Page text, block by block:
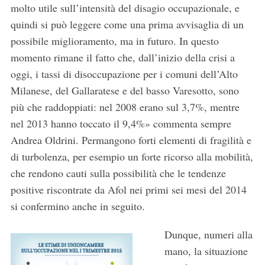
molto utile sull’intensità del disagio occupazionale, e
quindi si può leggere come una prima avvisaglia di un
possibile miglioramento, ma in futuro. In questo
momento rimane il fatto che, dall’inizio della crisi a
oggi, i tassi di disoccupazione per i comuni dell’Alto
Milanese, del Gallaratese e del basso Varesotto, sono
più che raddoppiati: nel 2008 erano sul 3,7%, mentre
nel 2013 hanno toccato il 9,4%» commenta sempre
Andrea Oldrini. Permangono forti elementi di fragilità e
di turbolenza, per esempio un forte ricorso alla mobilità,
che rendono cauti sulla possibilità che le tendenze
positive riscontrate da Afol nei primi sei mesi del 2014
si confermino anche in seguito.
Dunque, numeri alla
mano, la situazione